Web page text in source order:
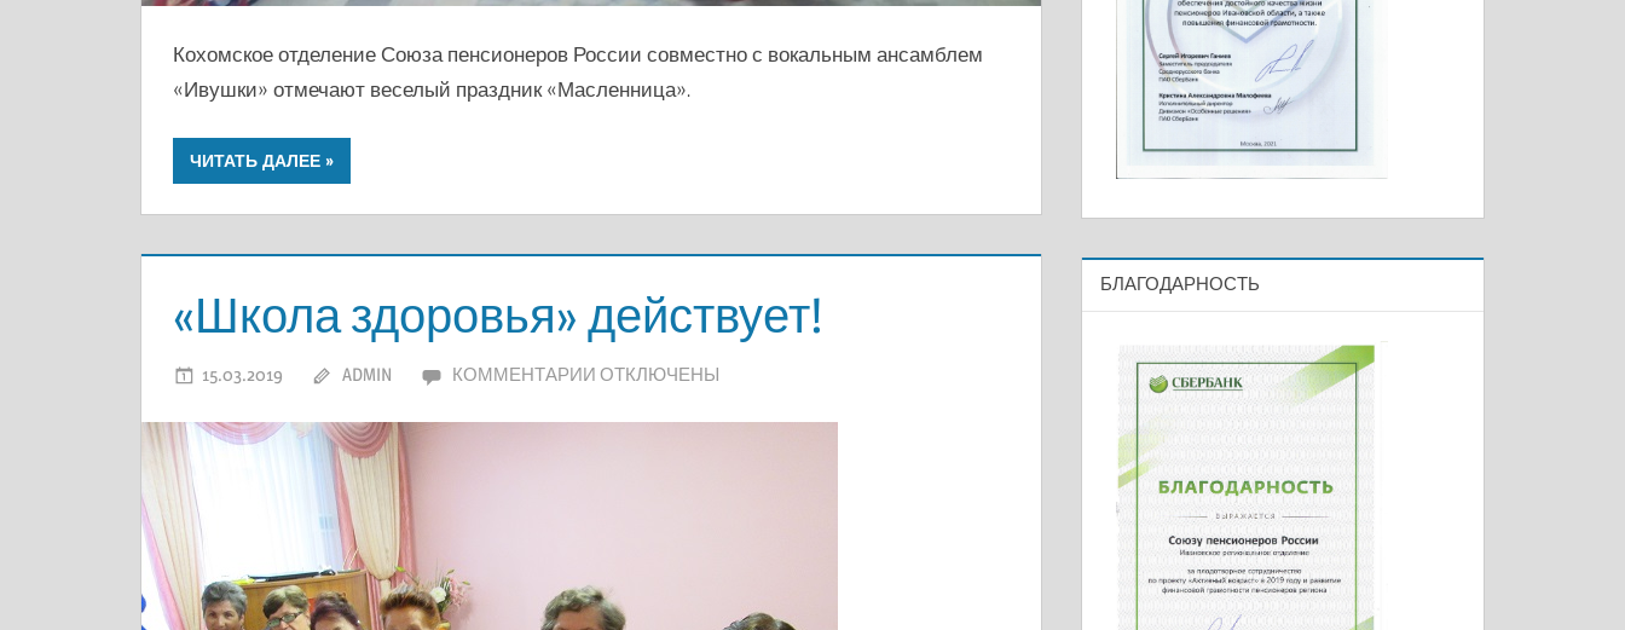
Кохомское отделение Союза пенсионеров России совместно с вокальным ансамблем
«Ивушки» отмечают веселый праздник «Масленница».
ЧИТАТЬ ДАЛЕЕ
«Школа здоровья» действует!
15.03.2019 ADMIN КОММЕНТАРИИКОТКЛЮЧЕНЫ
БЛАГОДАРНОСТЬ